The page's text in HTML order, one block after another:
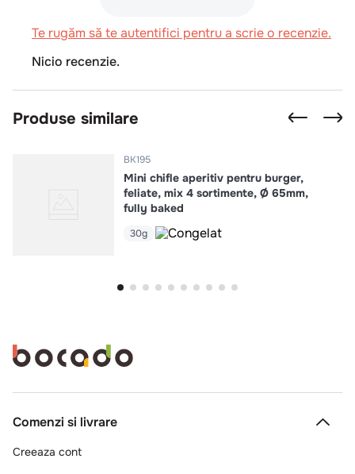
Te rugăm să te autentifici pentru a scrie o recenzie.
Nicio recenzie.
Produse similare
BK195
Mini chifle aperitiv pentru burger,
feliate, mix 4 sortimente, Ø 65mm,
fully baked
30g
Comenzi si livrare
Creeaza cont